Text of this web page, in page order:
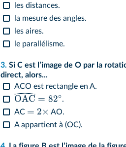
les distances.
la mesure des angles.
les aires.
le parallélisme.
3. Si C est lʼimage de O par la
direct, alors...
ACO est rectangle en A.
OAC = 82∘.
AC = 2× AO.
A appartient à (OC).